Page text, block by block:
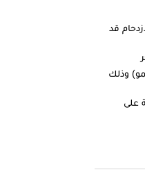
قد
وذلك
على